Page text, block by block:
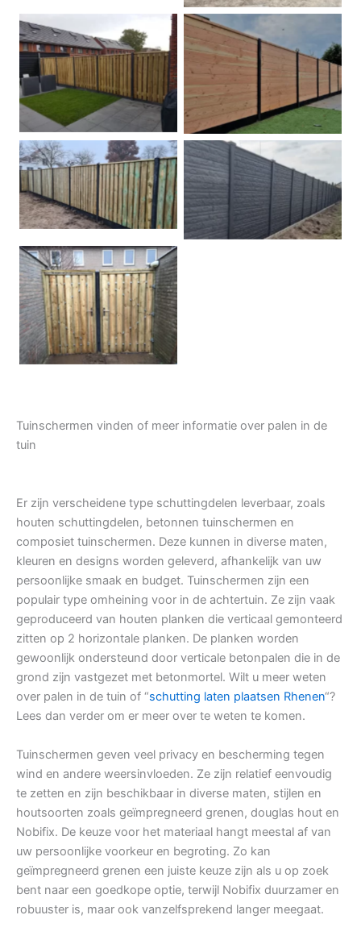
Betonpalen schutting Douglas
Hout beton schuttingen Rots motief antraciet
Tuindeur grenen
Tuinschermen vinden of meer informatie over palen in de
tuin
Er zijn verscheidene type schuttingdelen leverbaar, zoals
houten schuttingdelen, betonnen tuinschermen en
composiet tuinschermen. Deze kunnen in diverse maten,
kleuren en designs worden geleverd, afhankelijk van uw
persoonlijke smaak en budget. Tuinschermen zijn een
populair type omheining voor in de achtertuin. Ze zijn vaak
geproduceerd van houten planken die verticaal gemonteerd
zitten op 2 horizontale planken. De planken worden
gewoonlijk ondersteund door verticale betonpalen die in de
grond zijn vastgezet met betonmortel. Wilt u meer weten
over palen in de tuin of “schutting laten plaatsen Rhenen“?
Lees dan verder om er meer over te weten te komen.
Tuinschermen geven veel privacy en bescherming tegen
wind en andere weersinvloeden. Ze zijn relatief eenvoudig
te zetten en zijn beschikbaar in diverse maten, stijlen en
houtsoorten zoals geïmpregneerd grenen, douglas hout en
Nobifix. De keuze voor het materiaal hangt meestal af van
uw persoonlijke voorkeur en begroting. Zo kan
geïmpregneerd grenen een juiste keuze zijn als u op zoek
bent naar een goedkope optie, terwijl Nobifix duurzamer en
robuuster is, maar ook vanzelfsprekend langer meegaat.